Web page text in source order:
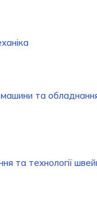
машини та
та технології